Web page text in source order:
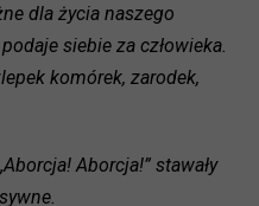
dla życia naszego
siebie za człowieka.
komórek, zarodek,
Aborcja!” stawały